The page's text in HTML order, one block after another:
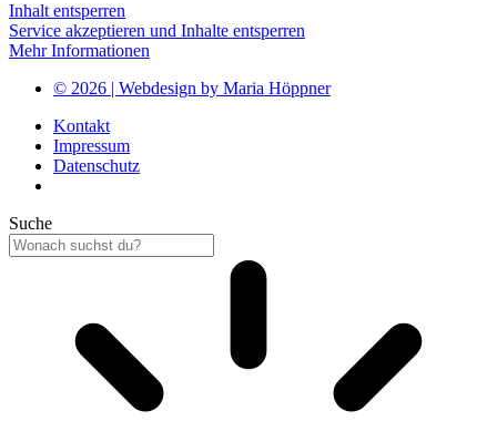
Inhalt entsperren
Service akzeptieren und Inhalte entsperren
Mehr Informationen
© 2026 | Webdesign by Maria Höppner
Kontakt
Impressum
Datenschutz
Suche